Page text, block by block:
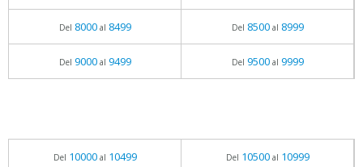
Del 8000al 8499 Del 8500al 8999
Del 9000al 9499 Del 9500al 9999
Del 10000al 10499 Del 10500al 10999